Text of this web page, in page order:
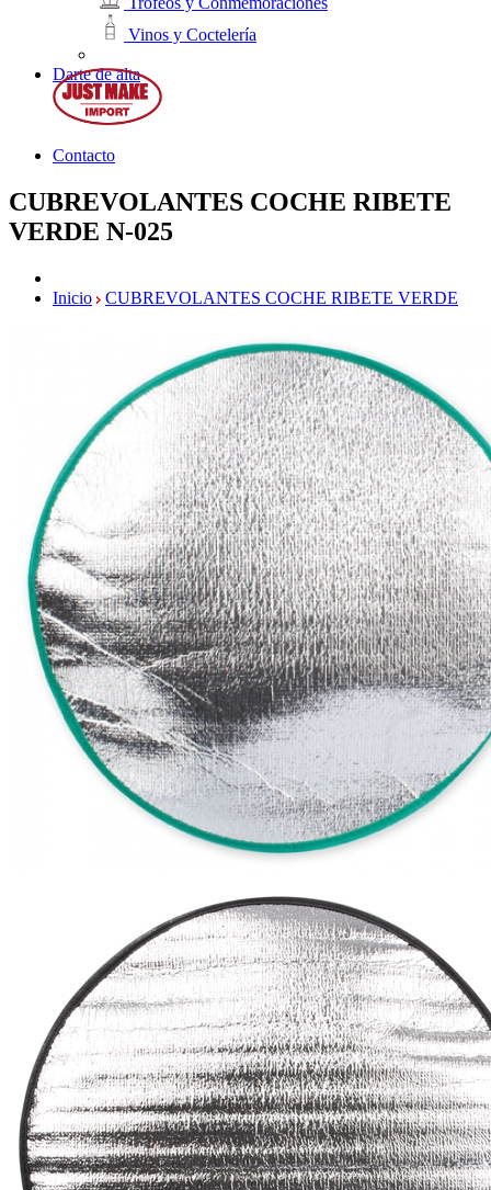
Vinos y Coctelería
Darte de alta
Contacto
CUBREVOLANTES COCHE RIBETE
VERDE N-025
Inicio CUBREVOLANTES COCHE RIBETE VERDE